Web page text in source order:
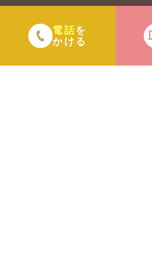
電話を
かける